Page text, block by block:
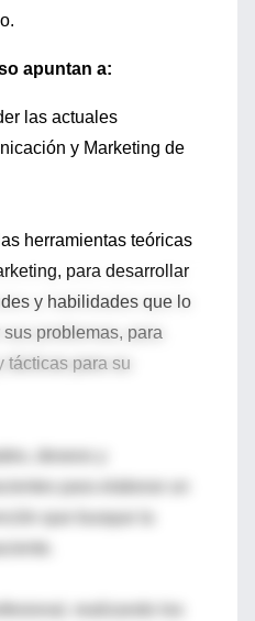
apuntan a:
las actuales
y Marketing de
herramientas teóricas
para desarrollar
y habilidades que lo
problemas, para
tácticas para su
que busque la